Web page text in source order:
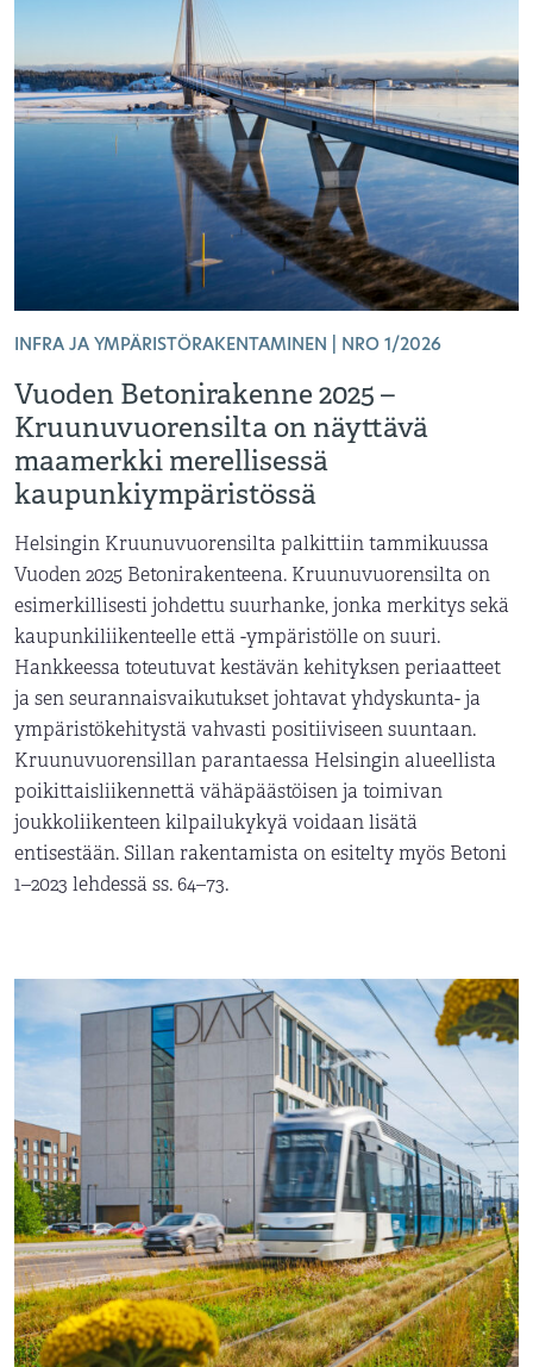
INFRA JA YMPÄRISTÖRAKENTAMINEN | NRO 1/2026
Vuoden Betonirakenne 2025 –
Kruunuvuorensilta on näyttävä
maamerkki merellisessä
kaupunkiympäristössä
Helsingin Kruunuvuorensilta palkittiin tammikuussa
Vuoden 2025 Betonirakenteena. Kruunuvuorensilta on
esimerkillisesti johdettu suurhanke, jonka merkitys sekä
kaupunkiliikenteelle että -ympäristölle on suuri.
Hankkeessa toteutuvat kestävän kehityksen periaatteet
ja sen seurannaisvaikutukset johtavat yhdyskunta- ja
ympäristökehitystä vahvasti positiiviseen suuntaan.
Kruunuvuorensillan parantaessa Helsingin alueellista
poikittaisliikennettä vähäpäästöisen ja toimivan
joukkoliikenteen kilpailukykyä voidaan lisätä
entisestään. Sillan rakentamista on esitelty myös Betoni
1–2023 lehdessä ss. 64–73.